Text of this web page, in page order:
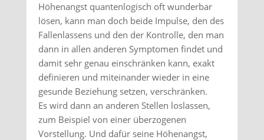
Höhenangst quantenlogisch oft wunderbar
lösen, kann man doch beide Impulse, den des
Fallenlassens und den der Kontrolle, den man
dann in allen anderen Symptomen findet und
damit sehr genau einschränken kann, exakt
definieren und miteinander wieder in eine
gesunde Beziehung setzen, verschränken.
Es wird dann an anderen Stellen loslassen,
zum Beispiel von einer überzogenen
Vorstellung. Und dafür seine Höhenangst,